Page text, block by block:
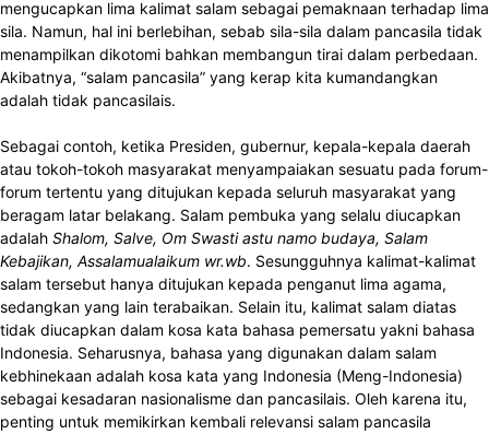
mengucapkan lima kalimat salam sebagai pemaknaan terhadap lima
sila. Namun, hal ini berlebihan, sebab sila-sila dalam pancasila tidak
menampilkan dikotomi bahkan membangun tirai dalam perbedaan.
Akibatnya, “salam pancasila” yang kerap kita kumandangkan
adalah tidak pancasilais.
Sebagai contoh, ketika Presiden, gubernur, kepala-kepala daerah
atau tokoh-tokoh masyarakat menyampaiakan sesuatu pada forum-
forum tertentu yang ditujukan kepada seluruh masyarakat yang
beragam latar belakang. Salam pembuka yang selalu diucapkan
adalah Shalom, Salve, Om Swasti astu namo budaya, Salam
Kebajikan, Assalamualaikum wr.wb. Sesungguhnya kalimat-kalimat
salam tersebut hanya ditujukan kepada penganut lima agama,
sedangkan yang lain terabaikan. Selain itu, kalimat salam diatas
tidak diucapkan dalam kosa kata bahasa pemersatu yakni bahasa
Indonesia. Seharusnya, bahasa yang digunakan dalam salam
kebhinekaan adalah kosa kata yang Indonesia (Meng-Indonesia)
sebagai kesadaran nasionalisme dan pancasilais. Oleh karena itu,
penting untuk memikirkan kembali relevansi salam pancasila